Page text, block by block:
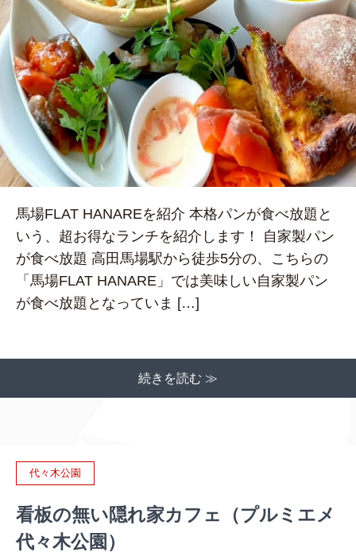
馬場FLAT HANAREを紹介 本格パンが食べ放題と
いう、超お得なランチを紹介します！ 自家製パン
が食べ放題 高田馬場駅から徒歩5分の、こちらの
「馬場FLAT HANARE」では美味しい自家製パン
が食べ放題となっていま […]
続きを読む ≫
代々木公園
看板の無い隠れ家カフェ（プルミエメ
代々木公園）